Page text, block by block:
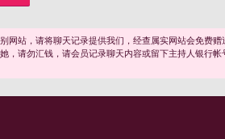
网站，请将聊天记录提供我们，经查属实网站会免费赠
，请勿汇钱，请会员记录聊天内容或留下主持人银行